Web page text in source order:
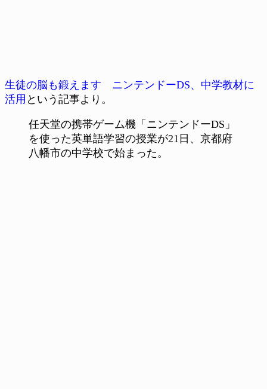
生徒の脳も鍛えます ニンテンドーDS、中学教材に
活用 という記事より。
任天堂の携帯ゲーム機「ニンテンドーDS」
を使った英単語学習の授業が21日、京都府
八幡市の中学校で始まった。